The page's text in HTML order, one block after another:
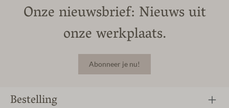
Onze nieuwsbrief: Nieuws uit
onze werkplaats.
Abonneer je nu!
Bestelling